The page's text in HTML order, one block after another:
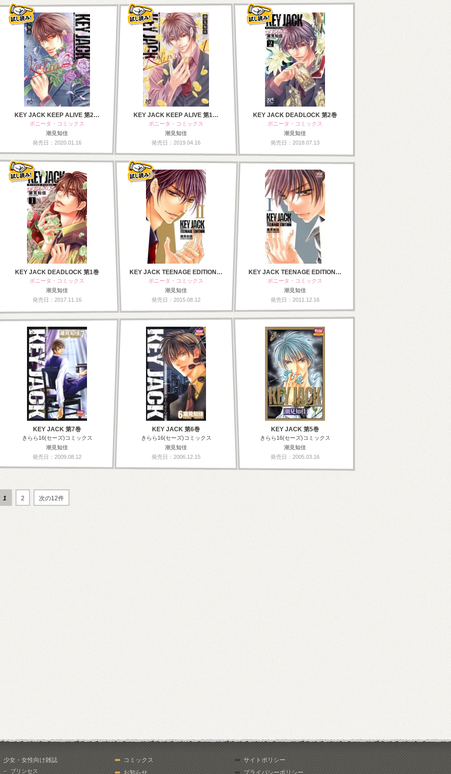
KEY JACK KEEP ALIVE 第2…
ボニータ・コミックス
潮見知佳
発売日：2020.01.16
KEY JACK KEEP ALIVE 第1…
ボニータ・コミックス
潮見知佳
発売日：2019.04.16
KEY JACK DEADLOCK 第2巻
ボニータ・コミックス
潮見知佳
発売日：2018.07.13
KEY JACK DEADLOCK 第1巻
ボニータ・コミックス
潮見知佳
発売日：2017.11.16
KEY JACK TEENAGE EDITION…
ボニータ・コミックス
潮見知佳
発売日：2015.08.12
KEY JACK TEENAGE EDITION…
ボニータ・コミックス
潮見知佳
発売日：2011.12.16
KEY JACK 第7巻
きらら16(セーズ)コミックス
潮見知佳
発売日：2009.08.12
KEY JACK 第6巻
きらら16(セーズ)コミックス
潮見知佳
発売日：2006.12.15
KEY JACK 第5巻
きらら16(セーズ)コミックス
潮見知佳
発売日：2005.03.16
1 2 次の12件
少女・女性向け雑誌
プリンセス
コミックス
お知らせ
サイトポリシー
プライバシーポリシー